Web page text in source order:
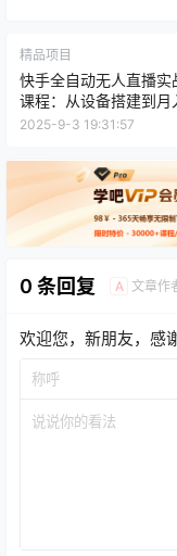
精品项目
快手全自动无人直播实
课程：从设备搭建到月
24小时自动化带货
2025-9-3 19:31:57
0 条回复 A 文章作
欢迎您，新朋友，感